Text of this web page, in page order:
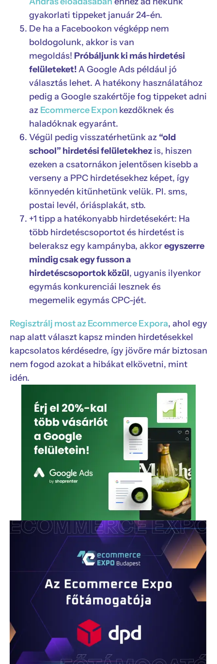
gyakorlati tippeket január 24-én.
De ha a Facebookon végképp nem
boldogolunk, akkor is van
megoldás! Próbáljunk ki más hirdetési
felületeket!A Google Ads például jó
választás lehet. A hatékony használatához
pedig a Google szakértője fog tippeket adni
az Ecommerce Expon kezdőknek és
haladóknak egyaránt.
Végül pedig visszatérhetünk az “old
school” hirdetési felületekhez is, hiszen
ezeken a csatornákon jelentősen kisebb a
verseny a PPC hirdetésekhez képet, így
könnyedén kitűnhetünk velük. Pl. sms,
postai levél, óriásplakát, stb.
+1 tipp a hatékonyabb hirdetésekért: Ha
több hirdetéscsoportot és hirdetést is
beleraksz egy kampányba, akkoregyszerre
mindig csak egy fusson a
hirdetéscsoportok közül, ugyanis ilyenkor
egymás konkurenciái lesznek és
megemelik egymás CPC-jét.
Regisztrálj most az Ecommerce Expora, ahol egy
nap alatt választ kapsz minden hirdetésekkel
kapcsolatos kérdésedre, így jövőre már biztosan
nem fogod azokat a hibákat elkövetni, mint
idén.